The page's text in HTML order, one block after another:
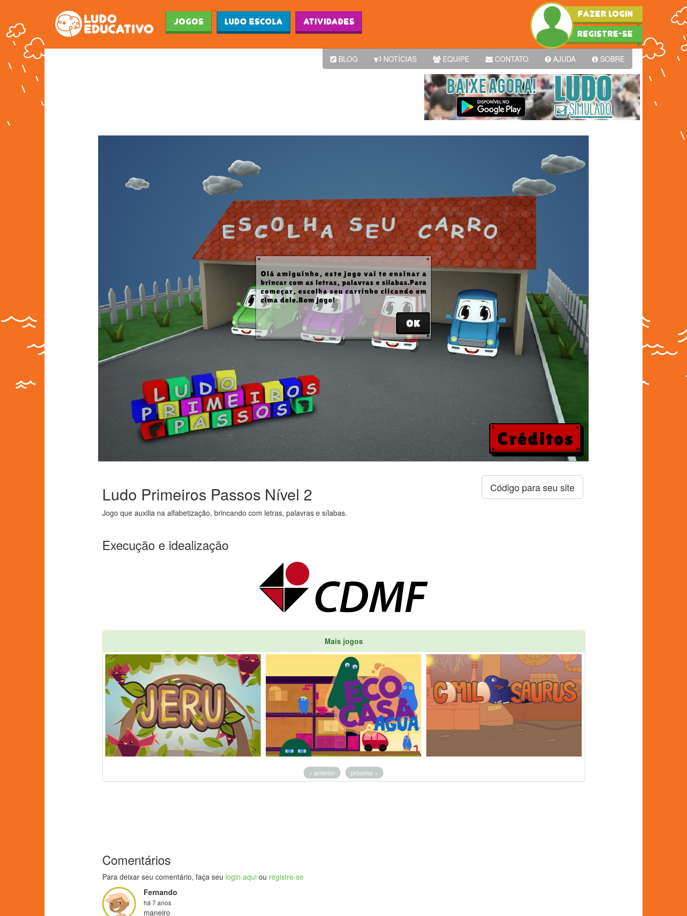
Jogos Ludo Escola Atividades
FAZER LOGIN
REGISTRE-SE
BLOG NOTÍCIAS EQUIPE CONTATO AJUDA SOBRE
Código para seu site
Ludo Primeiros Passos Nível 2
Jogo que auxilia na alfabetização, brincando com letras, palavras e sílabas.
Execução e idealização
Mais jogos
« anterior próximo »
Comentários
Para deixar seu comentário, faça seu login aquiou registre-se
Fernando
há 7 anos
maneiro